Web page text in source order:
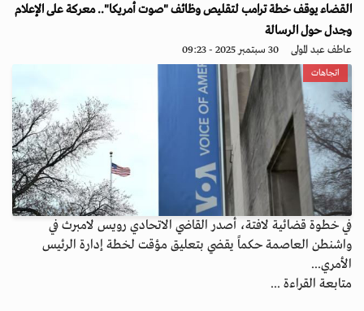
القضاء يوقف خطة ترامب لتقليص وظائف "صوت أمريكا".. معركة على الإعلام
وجدل حول الرسالة
عاطف عبد المولى 30 سبتمبر 2025 - 09:23
اتجاهات
في خطوة قضائية لافتة، أصدر القاضي الاتحادي رويس لامبرث في
واشنطن العاصمة حكماً يقضي بتعليق مؤقت لخطة إدارة الرئيس
الأمري...
متابعة القراءة ...